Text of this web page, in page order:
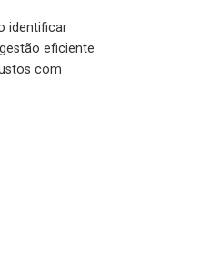
identificar
eficiente
com